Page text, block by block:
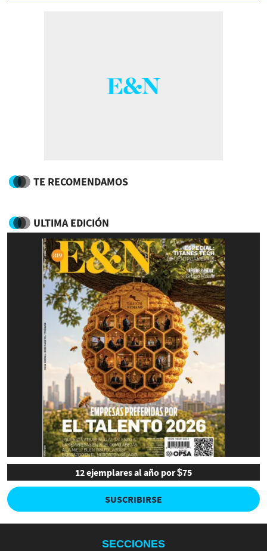
TE RECOMENDAMOS
ULTIMA EDICIÓN
12 ejemplares al año por $75
SUSCRIBIRSE
SECCIONES